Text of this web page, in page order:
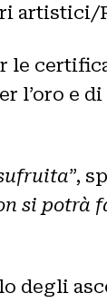
artistici/
le
l’oro e
”,
si potrà
degli